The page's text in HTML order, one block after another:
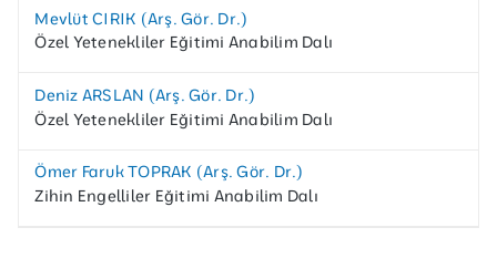
Mevlüt CIRIK (Arş. Gör. Dr.)
Özel Yetenekliler Eğitimi Anabilim Dalı
Deniz ARSLAN (Arş. Gör. Dr.)
Özel Yetenekliler Eğitimi Anabilim Dalı
Ömer Faruk TOPRAK (Arş. Gör. Dr.)
Zihin Engelliler Eğitimi Anabilim Dalı